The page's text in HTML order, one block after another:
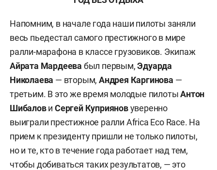
Напомним, в начале года наши пилоты заняли
весь пьедестал самого престижного в мире
ралли-марафона в классе грузовиков. Экипаж
Айрата Мардеева был первым,Эдуарда
Николаева — вторым,Андрея Каргинова —
третьим. В это же время молодые пилотыАнтон
ШибаловиСергей Куприяновуверенно
выиграли престижное ралли Africa Eco Race. На
прием к президенту пришли не только пилоты,
но и те, кто в течение года работает над тем,
чтобы добиваться таких результатов, — это